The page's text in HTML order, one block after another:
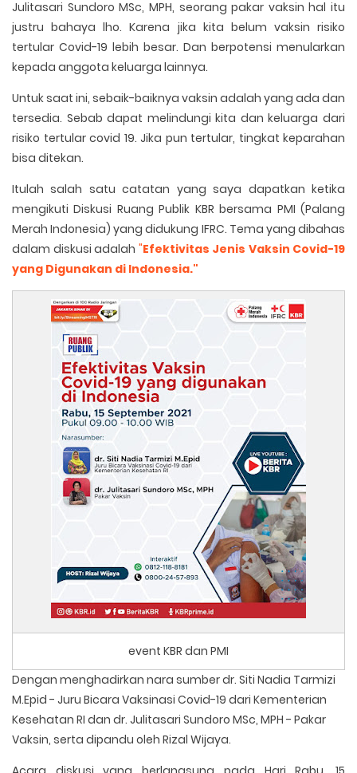
Julitasari Sundoro MSc, MPH, seorang pakar vaksin hal itu
justru bahaya lho. Karena jika kita belum vaksin risiko
tertular Covid-19 lebih besar. Dan berpotensi menularkan
kepada anggota keluarga lainnya.
Untuk saat ini, sebaik-baiknya vaksin adalah yang ada dan
tersedia. Sebab dapat melindungi kita dan keluarga dari
risiko tertular covid 19. Jika pun tertular, tingkat keparahan
bisa ditekan.
Itulah salah satu catatan yang saya dapatkan ketika
mengikuti Diskusi Ruang Publik KBR bersama PMI (Palang
Merah Indonesia) yang didukung IFRC. Tema yang dibahas
dalam diskusi adalah "Efektivitas Jenis Vaksin Covid-19
yang Digunakan di Indonesia."
event KBR dan PMI
Dengan menghadirkan nara sumber dr. Siti Nadia Tarmizi
M.Epid - Juru Bicara Vaksinasi Covid-19 dari Kementerian
Kesehatan RI dan dr. Julitasari Sundoro MSc, MPH - Pakar
Vaksin, serta dipandu oleh Rizal Wijaya.